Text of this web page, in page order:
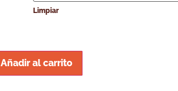
Limpiar
Añadir al carrito